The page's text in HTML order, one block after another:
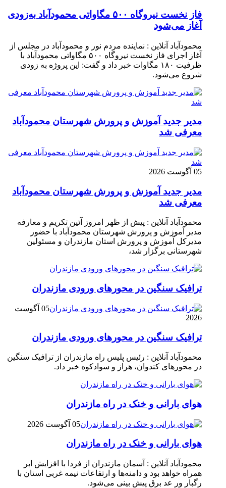
فاز نخست نیروگاه ۵۰۰ مگاواتی محمودآباد به‌زودی
آغاز می‌شود
محمودآباد آنلاین : نماینده مردم نور و محمودآباد در مجلس از
آغاز اجرای فاز نخست نیروگاه ۵۰۰ مگاواتی محمودآباد با
ظرفیت ۱۸۰ مگاوات خبر داد و گفت: این پروژه به زودی
شروع می‌شود.
مدیر جدید آموزش و پرورش شهرستان محمودآباد
معرفی شد
05 آگوست 2026
مدیر جدید آموزش و پرورش شهرستان محمودآباد
معرفی شد
محمودآباد آنلاین : پیش از ظهر امروز آئین تکریم و معارفه
مدیر آموزش و پرورش شهرستان محمودآباد با حضور
مدیرکل آموزش و پرورش استان مازندران و مسئولین
شهرستانی برگزار شد،
ترافیک سنگین در محور‌های ورودی مازندران
05 آگوست
2026
ترافیک سنگین در محور‌های ورودی مازندران
محمودآباد آنلاین : رئیس پلیس راه مازندران از ترافیک سنگین
در محور‌های کندوان، هراز و سوادکوه خبر داد.
هوای بارانی و خنک در راه مازندران
05 آگوست 2026
هوای بارانی و خنک در راه مازندران
محمودآباد آنلاین : آسمان مازندران از فردا با افزایش ابر
همراه خواهد بود و دامنه‌ها و ارتفاعات نیمه غربی استان با
رگبار ور عد برق پیش بینی می‌شود.